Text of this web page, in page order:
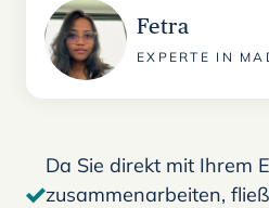
Fetra
EXPERTE IN
Da Sie direkt mit Ihrem
zusammenarbeiten,